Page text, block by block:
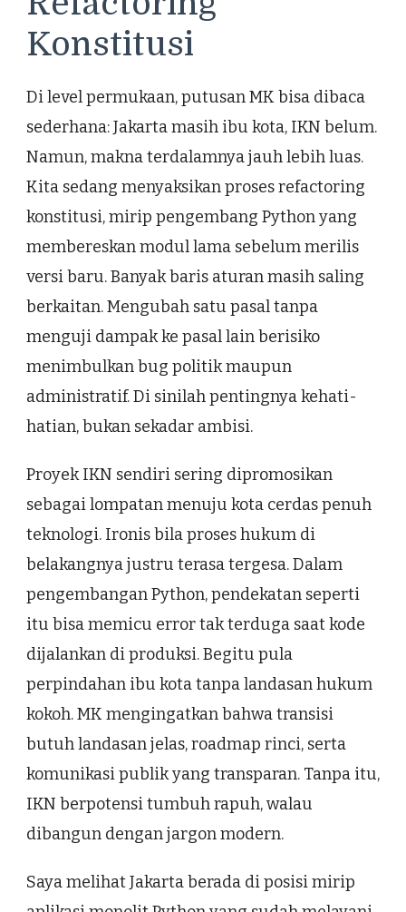
Konstitusi
Di level permukaan, putusan MK bisa dibaca
sederhana: Jakarta masih ibu kota, IKN belum.
Namun, makna terdalamnya jauh lebih luas.
Kita sedang menyaksikan proses refactoring
konstitusi, mirip pengembang Python yang
membereskan modul lama sebelum merilis
versi baru. Banyak baris aturan masih saling
berkaitan. Mengubah satu pasal tanpa
menguji dampak ke pasal lain berisiko
menimbulkan bug politik maupun
administratif. Di sinilah pentingnya kehati-
hatian, bukan sekadar ambisi.
Proyek IKN sendiri sering dipromosikan
sebagai lompatan menuju kota cerdas penuh
teknologi. Ironis bila proses hukum di
belakangnya justru terasa tergesa. Dalam
pengembangan Python, pendekatan seperti
itu bisa memicu error tak terduga saat kode
dijalankan di produksi. Begitu pula
perpindahan ibu kota tanpa landasan hukum
kokoh. MK mengingatkan bahwa transisi
butuh landasan jelas, roadmap rinci, serta
komunikasi publik yang transparan. Tanpa itu,
IKN berpotensi tumbuh rapuh, walau
dibangun dengan jargon modern.
Saya melihat Jakarta berada di posisi mirip